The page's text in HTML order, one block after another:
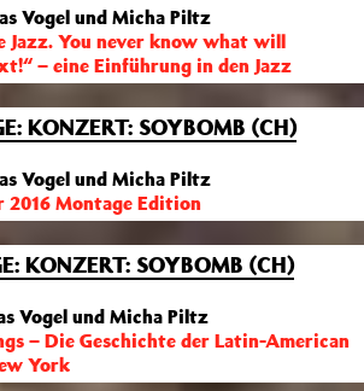
Vogel und Micha Piltz
Jazz. You never know what will
– eine Einführung in den Jazz
KONZERT: SOYBOMB (CH)
Vogel und Micha Piltz
Montage Edition
KONZERT: SOYBOMB (CH)
Vogel und Micha Piltz
– Die Geschichte der Latin-American
York